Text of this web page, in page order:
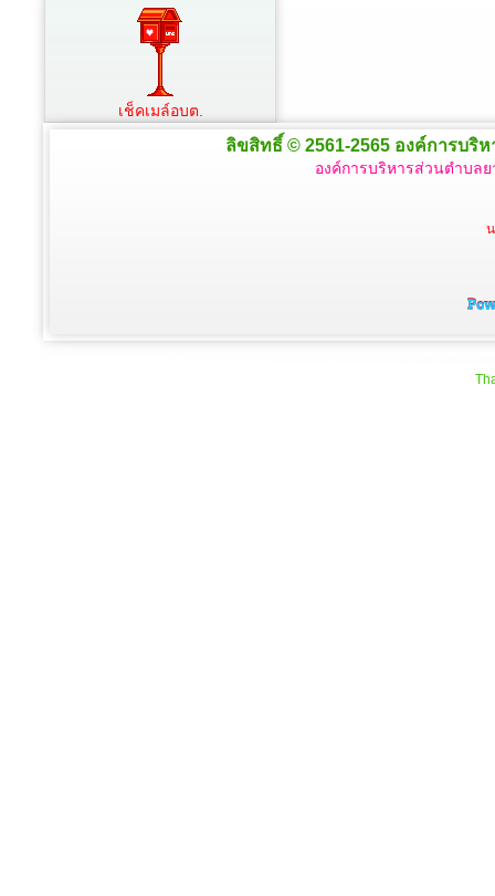
เช็คเมล์อบต.
ลิขสิทธิ์ © 2561-2565 องค์การบริ
องค์การบริหารส่วนตำบลย